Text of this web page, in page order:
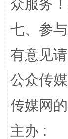
完善运行
众服务
七、参
有意见
公众传
传媒网
主办 :